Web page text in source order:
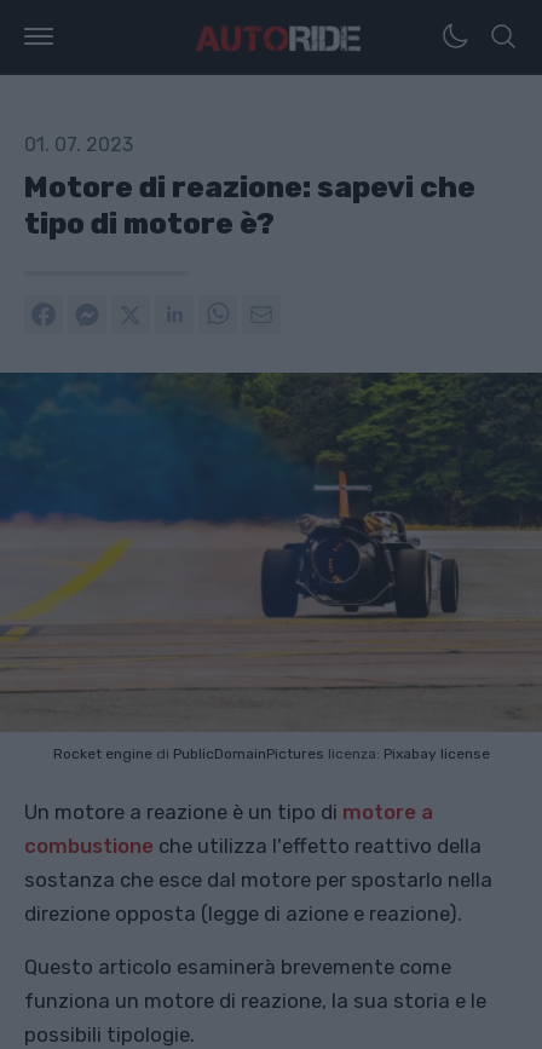
01. 07. 2023
Motore di reazione: sapevi che
tipo di motore è?
Rocket engine di PublicDomainPictures licenza: Pixabay license
Un motore a reazione è un tipo di motore a
combustione che utilizza l'effetto reattivo della
sostanza che esce dal motore per spostarlo nella
direzione opposta (legge di azione e reazione).
Questo articolo esaminerà brevemente come
funziona un motore di reazione, la sua storia e le
possibili tipologie.